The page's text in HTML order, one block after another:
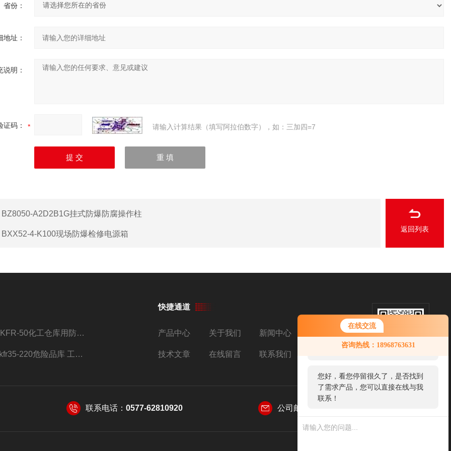
在线交流
咨询热线：18968763631
您好！欢迎前来咨询，很高兴为您
服务，请问您要咨询什么问题呢？
您好，看您停留很久了，是否找到
了需求产品，您可以直接在线与我
联系！
省份：
地址：
说明：
证码： 请输入计算结果（填写阿拉伯数字），如：三加四=7
BZ8050-A2D2B1G挂式防爆防腐操作柱
BXX52-4-K100现场防爆检修电源箱
返回列表
BKFR-50化工仓库用防爆空调器 加工定制改装
bkfr35-220危险品库 工业1.5匹格力挂式防爆空调
快捷通道
产品中心 关于我们 新闻中心
技术文章 在线留言 联系我们
联系电话： 0577-62810920 公司邮箱：